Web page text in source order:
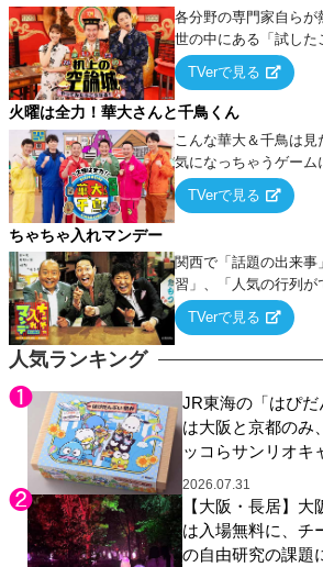
人気ランキング
JR東海の「はぴ
は大阪と京都のみ
ッコらサンリオキ
やグッズが登場
2026.07.31
【大阪・長居】大
は入場無料に、チ
の自由研究の課題
各分野の専門家自らが
世の中にある「試した
みたらこうなる！…ハ
論”に若手芸人らがカ
TVerで見る
火曜は全力！華大さんと千鳥くん
こんな華大＆千鳥は
気になっちゃうゲーム
ー！
TVerで見る
ちゃちゃ入れマンデー
関西で「話題の出来
習」、「人気の行列が
るテーマについて好き
ていく関西色を前面に
TVerで見る